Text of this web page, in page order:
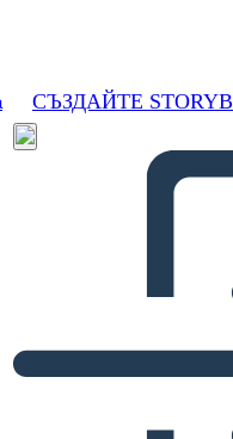
СЪЗДАЙТЕ